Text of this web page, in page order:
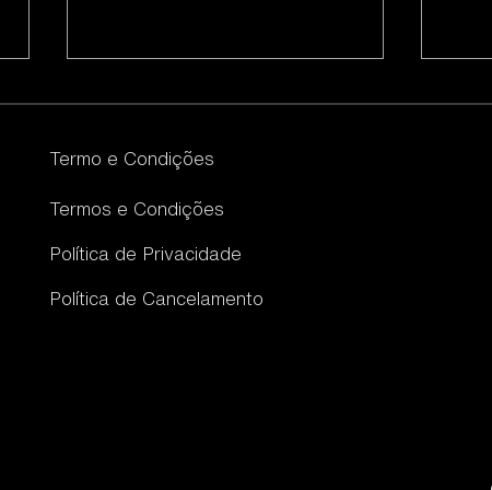
Convertem: Estratégia
Termo e Condições
Termos e Condições
Política de Privacidade
Política de Cancelamento